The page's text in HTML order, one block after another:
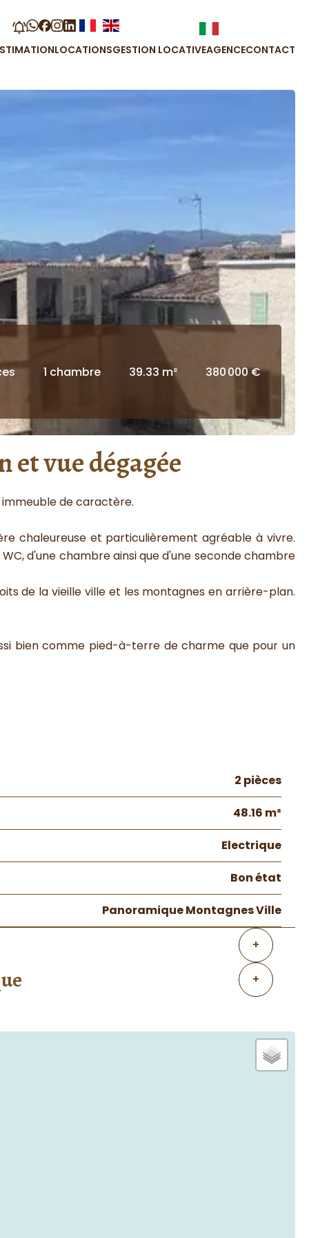
LOCATIONSGESTION LOCATIVEAGENCECONTACT
1 chambre 39.33 m² 380 000 €
vue dégagée
de caractère.
chaleureuse et particulièrement agréable à vivre.
d'une chambre ainsi que d'une seconde chambre
de la vieille ville et les montagnes en arrière-plan.
bien comme pied-à-terre de charme que pour un
2 pièces
48.16 m²
Electrique
Bon état
Panoramique Montagnes Ville
+
+